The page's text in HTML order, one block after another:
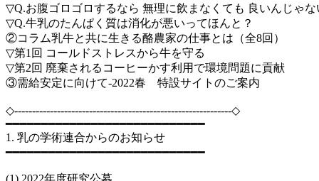
▽Q.お腹ゴロゴロするなら 無理に飲まなくても 良いんじゃな
▽Q.牛乳のたんぱく質は消化が悪いってほんと？
②コラム乳牛と共に生きる酪農家の仕事とは（全8回）
▽第1回 コールドストレスから牛を守る
▽第2回 廃棄されるコーヒーかす利用で環境問題に貢献
③需給安定に向けて-2022春 特設サイトのご案内
◇-------------------------------------------------------------◇
━━━━━━━━━━━━━━━━━━━━━━━━━━━━
1. 乳の学術連合からのお知らせ
━━━━━━━━━━━━━━━━━━━━━━━━━━━━
(1) 2022年度研究公募